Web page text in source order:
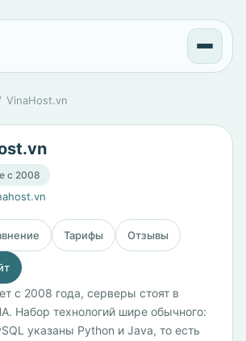
VinaHost.vn
с 2008
Тарифы Отзывы
с 2008 года, серверы стоят в
Набор технологий шире обычного:
указаны Python и Java, то есть